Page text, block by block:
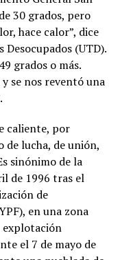
30 grados, pero
hace calor”, dice
Desocupados (UTD).
grados o más.
se nos reventó una
caliente, por
de lucha, de unión,
sinónimo de la
de 1996 tras el
de
en una zona
el 7 de mayo de